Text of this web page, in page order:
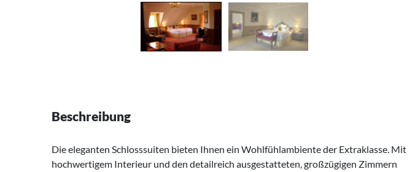
Beschreibung
Die eleganten Schlosssuiten bieten Ihnen ein Wohlfühlambiente der Extraklasse. Mit
hochwertigem Interieur und den detailreich ausgestatteten, großzügigen Zimmern